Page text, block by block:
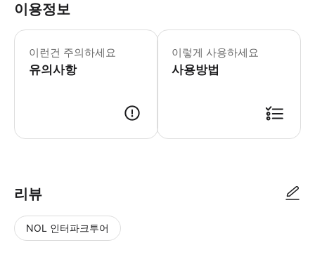
이용정보
이런건 주의하세요
유의사항
▶ 영업 정보 * 1월 ~ 12월 *
이렇게 사용하세요
사용방법
리뷰
NOL 인터파크투어